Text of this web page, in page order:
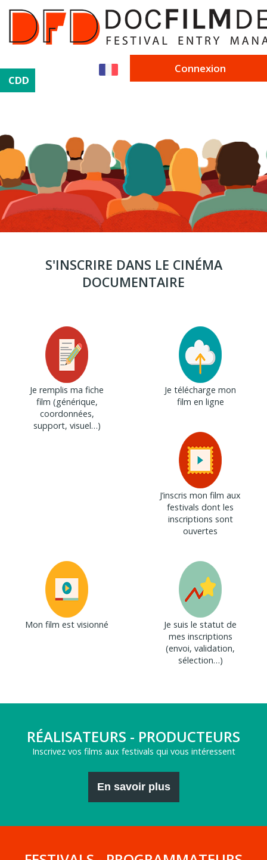
CDD
Connexion
S'INSCRIRE DANS LE CINÉMA
DOCUMENTAIRE
Je remplis ma fiche
film (générique,
coordonnées,
support, visuel…)
Je télécharge mon
film en ligne
J’inscris mon film aux
festivals dont les
inscriptions sont
ouvertes
Mon film est visionné
Je suis le statut de
mes inscriptions
(envoi, validation,
sélection…)
RÉALISATEURS - PRODUCTEURS
Inscrivez vos films aux festivals qui vous intéressent
En savoir plus